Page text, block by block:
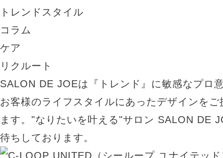
トレンドスタイル
コラム
ケア
リクルート
SALON DE JOEは『トレンド』に敏感なプロ
お客様のライフスタイルにあったデザインを
ます。"なりたいを叶える"サロン SALON DE
待ちしております。